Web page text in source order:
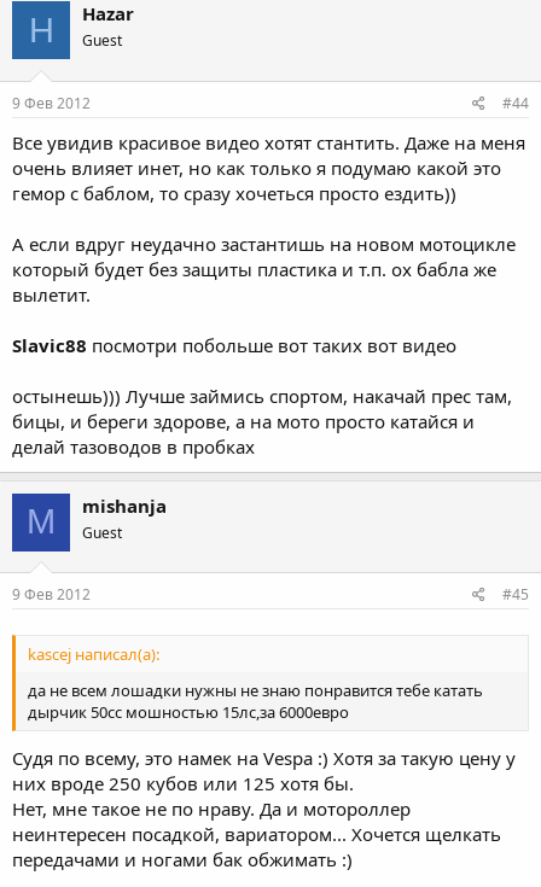
H Hazar
Guest
9 Фев 2012 #44
Все увидив красивое видео хотят стантить. Даже на меня
очень влияет инет, но как только я подумаю какой это
гемор с баблом, то сразу хочеться просто ездить))
А если вдруг неудачно застантишь на новом мотоцикле
который будет без защиты пластика и т.п. ох бабла же
вылетит.
Slavic88 посмотри побольше вот таких вот видео
остынешь))) Лучше займись спортом, накачай прес там,
бицы, и береги здорове, а на мото просто катайся и
делай тазоводов в пробках
M mishanja
Guest
9 Фев 2012 #45
kascej написал(а):
да не всем лошадки нужны не знаю понравится тебе катать
дырчик 50сс мошностью 15лс,за 6000евро
Судя по всему, это намек на Vespa :) Хотя за такую цену у
них вроде 250 кубов или 125 хотя бы.
Нет, мне такое не по нраву. Да и мотороллер
неинтересен посадкой, вариатором... Хочется щелкать
передачами и ногами бак обжимать :)